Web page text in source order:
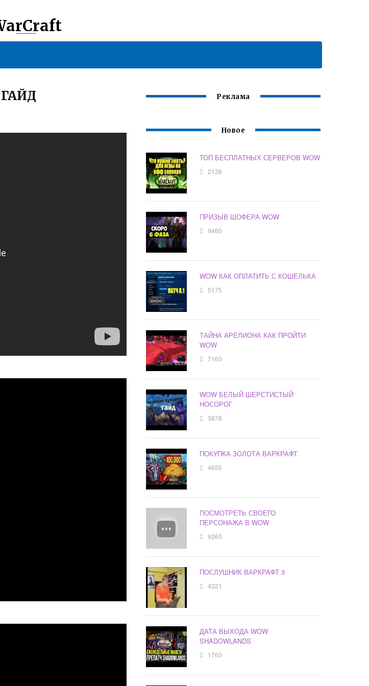
ГАЙД Реклама
Новое
ТОП БЕСПЛАТНЫХ СЕРВЕРОВ WOW
2136
ПРИЗЫВ ШОФЕРА WOW
9460
WOW КАК ОПЛАТИТЬ С КОШЕЛЬКА
5175
ТАЙНА АРЕЛИОНА КАК ПРОЙТИ
WOW
7160
WOW БЕЛЫЙ ШЕРСТИСТЫЙ
НОСОРОГ
3878
ПОКУПКА ЗОЛОТА ВАРКРАФТ
4655
ПОСМОТРЕТЬ СВОЕГО
ПЕРСОНАЖА В WOW
9260
ПОСЛУШНИК ВАРКРАФТ 3
4321
ДАТА ВЫХОДА WOW
SHADOWLANDS
1760